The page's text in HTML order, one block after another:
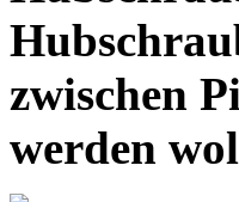
zwischen
werden